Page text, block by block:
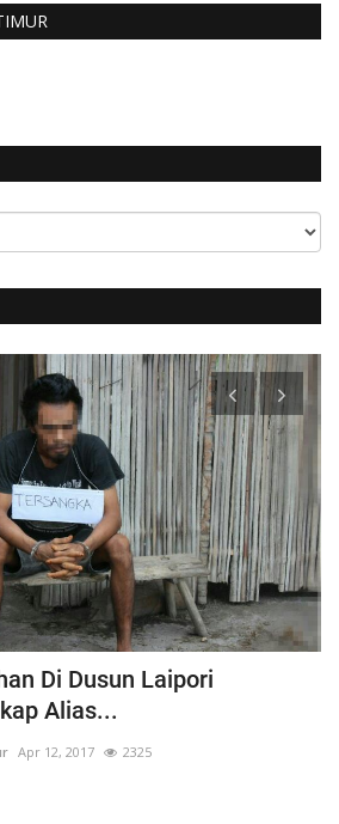
Di Dusun Laipori
Alias...
Apr 12, 2017 2325